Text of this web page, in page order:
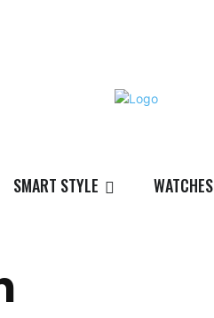
SMART STYLE WATCHES